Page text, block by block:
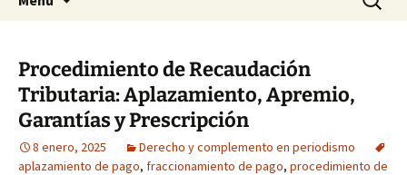
Procedimiento de Recaudación
Tributaria: Aplazamiento, Apremio,
Garantías y Prescripción
8 enero, 2025
Derecho y complemento en periodismo
aplazamiento de pago, fraccionamiento de pago, procedimiento de